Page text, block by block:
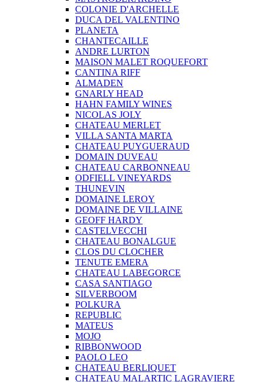
COLONIE D'ARCHELLE
DUCA DEL VALENTINO
PLANETA
CHANTECAILLE
ANDRE LURTON
MAISON MALET ROQUEFORT
CANTINA RIFF
ALMADEN
GNARLY HEAD
HAHN FAMILY WINES
NICOLAS JOLY
CHATEAU MERLET
VILLA SANTA MARTA
CHATEAU PUYGUERAUD
DOMAIN DUVEAU
CHATEAU CARBONNEAU
ODFIELL VINEYARDS
THUNEVIN
DOMAINE LEROY
DOMAINE DE VILLAINE
GEOFF HARDY
CASTELVECCHI
CHATEAU BONALGUE
CLOS DU CLOCHER
TENUTE EMERA
CHATEAU LABEGORCE
CASA SANTIAGO
SILVERBOOM
POLKURA
REPUBLIC
MATEUS
MOJO
RIBBONWOOD
PAOLO LEO
CHATEAU BERLIQUET
CHATEAU MALARTIC LAGRAVIERE